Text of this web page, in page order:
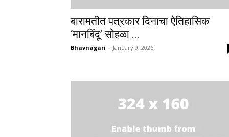
बारामतीत पत्रकार दिनाचा ऐतिहासिक
‘मानबिंदू’ सोहळा ...
Bhavnagari - January 9, 2026